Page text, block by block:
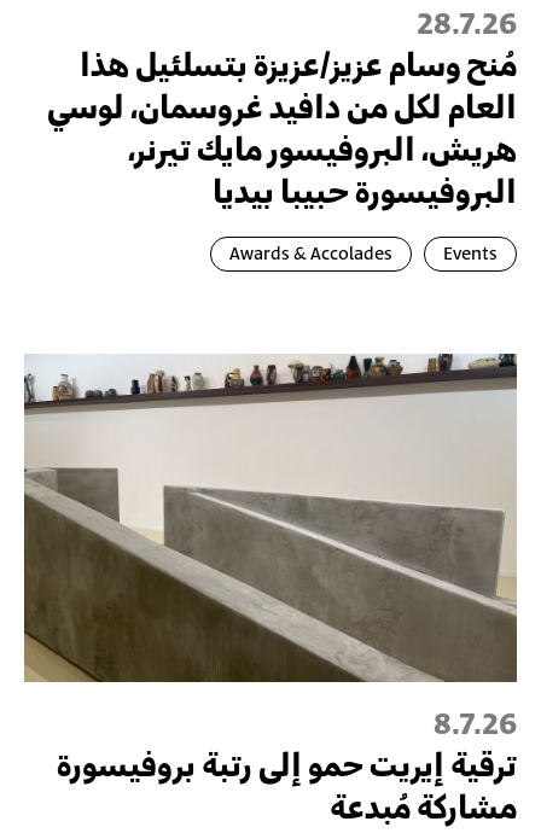
28.7.26
مُنح وسام عزيز/عزيزة بتسلئيل هذا
العام لكل من دافيد غروسمان، لوسي
هريش، البروفيسور مايك تيرنر،
البروفيسورة حبيبا بيديا
Events
Awards & Accolades
8.7.26
ترقية إيريت حمو إلى رتبة بروفيسورة
مشاركة مُبدعة